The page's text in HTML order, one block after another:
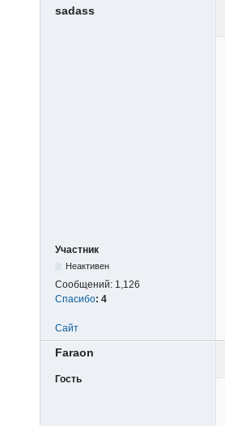
sadass
Участник
Неактивен
Сообщений: 1,126
Спасибо: 4
Сайт
Faraon
Гость